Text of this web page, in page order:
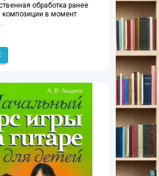
обработка ранее
композиции в момент